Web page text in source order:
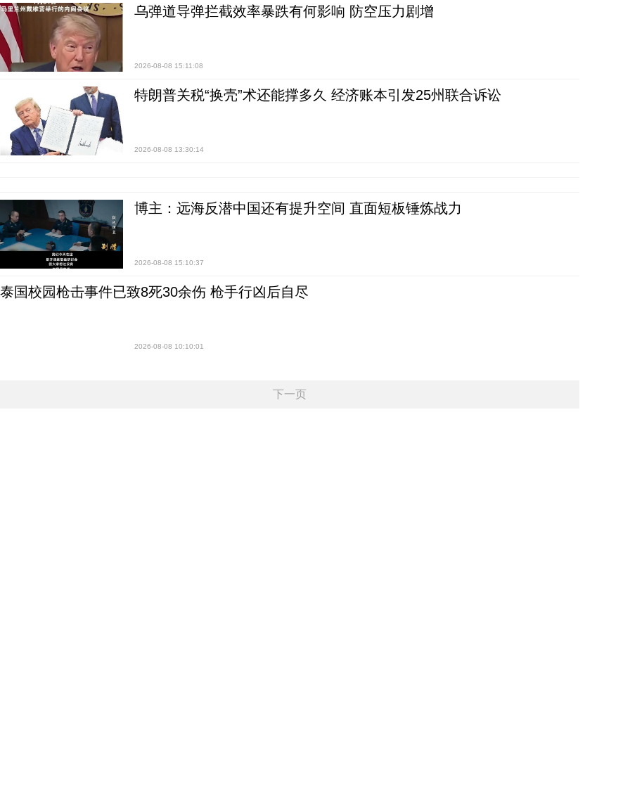
乌弹道导弹拦截效率暴跌有何影响 防空压力剧增
2026-08-08 15:11:08
特朗普关税“换壳”术还能撑多久 经济账本引发25州联合诉讼
2026-08-08 13:30:14
博主：远海反潜中国还有提升空间 直面短板锤炼战力
2026-08-08 15:10:37
泰国校园枪击事件已致8死30余伤 枪手行凶后自尽
2026-08-08 10:10:01
下一页